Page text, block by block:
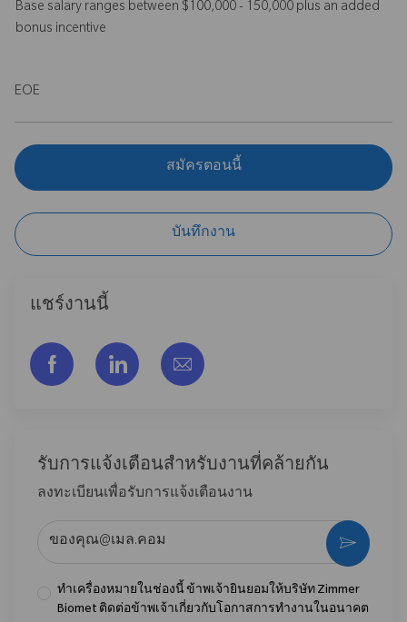
Base salary ranges between $100,000 - 150,000 plus an added
bonus incentive
EOE
สมัครตอนนี้
บันทึกงาน
แชร์งานนี้
แชร์ผ่าน Facebook
แชร์ผ่าน LinkedIn
แชร์ผ่านอีเมล
รับการแจ้งเตือนสําหรับงานที่คล้ายกัน
ลงทะเบียนเพื่อรับการแจ้งเตือนงาน
ทำเครื่องหมายในช่องนี้ ข้าพเจ้ายินยอมให้บริษัท Zimmer
Biomet ติดต่อข้าพเจ้าเกี่ยวกับโอกาสการทำงานในอนาคต
กระตุ้น